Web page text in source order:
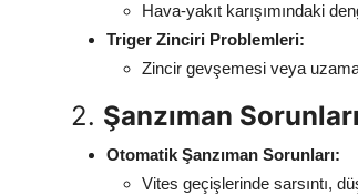
Hava-yakıt karışımındaki
Triger Zinciri Problemleri:
Zincir gevşemesi veya
2. Şanzıman Sorunları
Otomatik Şanzıman Sorunları:
Vites geçişlerinde sarsıntı,